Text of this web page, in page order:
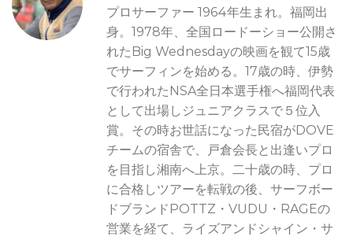
プロサーファー 1964年生まれ。福岡出
身。1978年、全国ロードーショー公開さ
れたBig Wednesdayの映画を観て15歳
でサーフィンを始める。17歳の時、伊勢
で行われたNSA全日本選手権へ福岡代表
として出場しジュニアクラスで５位入
賞。その時お世話になった民宿がDOVE
チームの宿舎で、戸倉会長と出逢いプロ
を目指し湘南へ上京。二十歳の時、プロ
に合格しツアーを転戦の後、サーフボー
ドブランドPOTTZ・VUDU・RAGEの
営業を経て、ライズアンドシャイン・サ